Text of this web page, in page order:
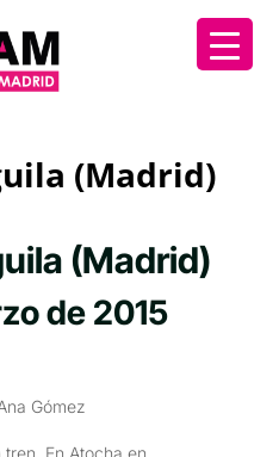
(Madrid)
(Madrid)
de 2015
Gómez
tren. En Atocha en